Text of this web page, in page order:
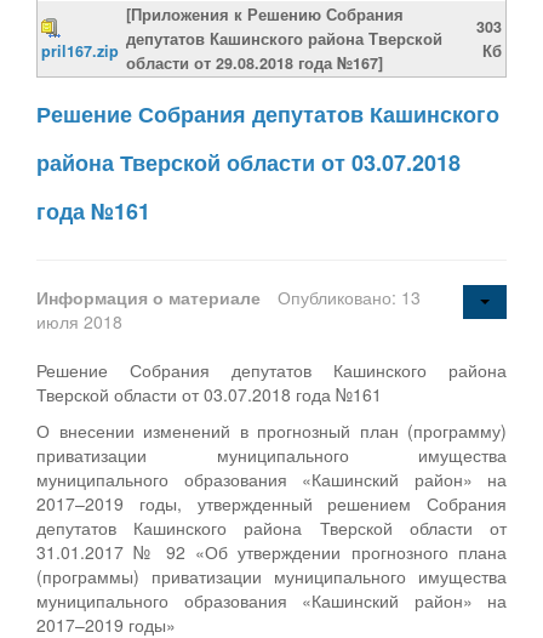
pril167.zip
[Приложения к Решению Собрания
депутатов Кашинского района Тверской
области от 29.08.2018 года №167]
303
Кб
Решение Собрания депутатов Кашинского
района Тверской области от 03.07.2018
года №161
Информация о материале
Опубликовано: 13
июля 2018
Решение Собрания депутатов Кашинского района
Тверской области от 03.07.2018 года №161
О внесении изменений в прогнозный план (программу)
приватизации муниципального имущества
муниципального образования «Кашинский район» на
2017–2019 годы, утвержденный решением Собрания
депутатов Кашинского района Тверской области от
31.01.2017 № 92 «Об утверждении прогнозного плана
(программы) приватизации муниципального имущества
муниципального образования «Кашинский район» на
2017–2019 годы»